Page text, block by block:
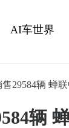
AI车世界
29584辆 蝉
辆